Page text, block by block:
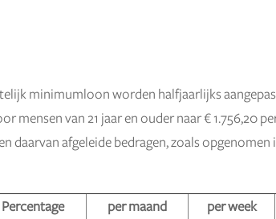
minimumloon worden halfjaarlijks
mensen van 21 jaar en ouder naar € 1.756,20
daarvan afgeleide bedragen, zoals opgenomen
Percentage per maand per week